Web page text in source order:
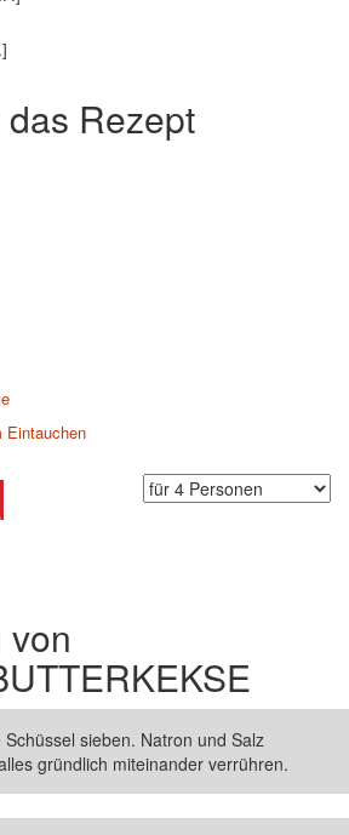
Rezept
Eintauchen
Keks Rezepte ansehen
sieben. Natron und Salz
gründlich miteinander verrühren.